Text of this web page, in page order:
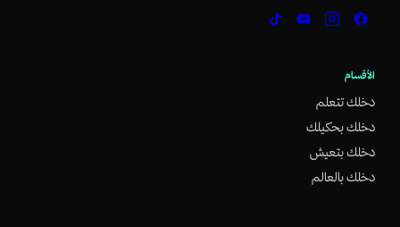
الأقسام
دخلك تتعلم
دخلك بحكيلك
دخلك بتعيش
دخلك بالعالم